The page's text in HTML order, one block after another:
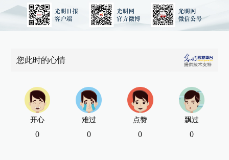
您此时的心情
开心
0
难过
0
点赞
0
飘过
0